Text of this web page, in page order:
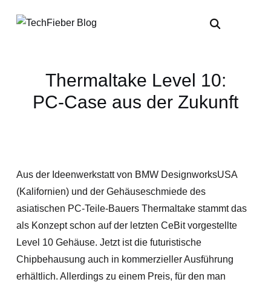
Thermaltake Level 10:
PC-Case aus der Zukunft
Aus der Ideenwerkstatt von BMW DesignworksUSA
(Kalifornien) und der Gehäuseschmiede des
asiatischen PC-Teile-Bauers Thermaltake stammt das
als Konzept schon auf der letzten CeBit vorgestellte
Level 10 Gehäuse. Jetzt ist die futuristische
Chipbehausung auch in kommerzieller Ausführung
erhältlich. Allerdings zu einem Preis, für den man